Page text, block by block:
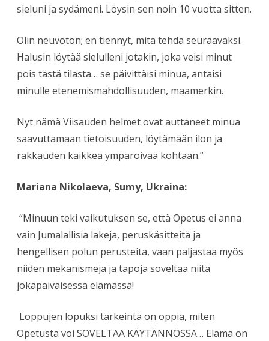
sieluni ja sydämeni. Löysin sen noin 10 vuotta sitten.
Olin neuvoton; en tiennyt, mitä tehdä seuraavaksi.
Halusin löytää sielulleni jotakin, joka veisi minut
pois tästä tilasta… se päivittäisi minua, antaisi
minulle etenemismahdollisuuden, maamerkin.
Nyt nämä Viisauden helmet ovat auttaneet minua
saavuttamaan tietoisuuden, löytämään ilon ja
rakkauden kaikkea ympäröivää kohtaan.”
Mariana Nikolaeva, Sumy, Ukraina:
“Minuun teki vaikutuksen se, että Opetus ei anna
vain Jumalallisia lakeja, peruskäsitteitä ja
hengellisen polun perusteita, vaan paljastaa myös
niiden mekanismeja ja tapoja soveltaa niitä
jokapäiväisessä elämässä!
Loppujen lopuksi tärkeintä on oppia, miten
Opetusta voi SOVELTAA KÄYTÄNNÖSSÄ… Elämä on